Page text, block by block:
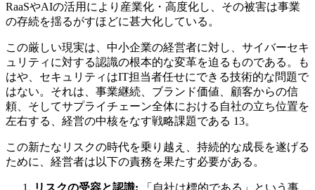
RaaSやAIの活用により産業化・高度化し、その被害は事業
の存続を揺るがすほどに甚大化している。
この厳しい現実は、中小企業の経営者に対し、サイバーセキ
ュリティに対する認識の根本的な変革を迫るものである。も
はや、セキュリティはIT担当者任せにできる技術的な問題で
はない。それは、事業継続、ブランド価値、顧客からの信
頼、そしてサプライチェーン全体における自社の立ち位置を
左右する、経営の中核をなす戦略課題である 13。
この新たなリスクの時代を乗り越え、持続的な成長を遂げる
ために、経営者は以下の責務を果たす必要がある。